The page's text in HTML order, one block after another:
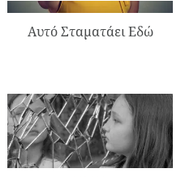
Αυτό Σταματάει Εδώ